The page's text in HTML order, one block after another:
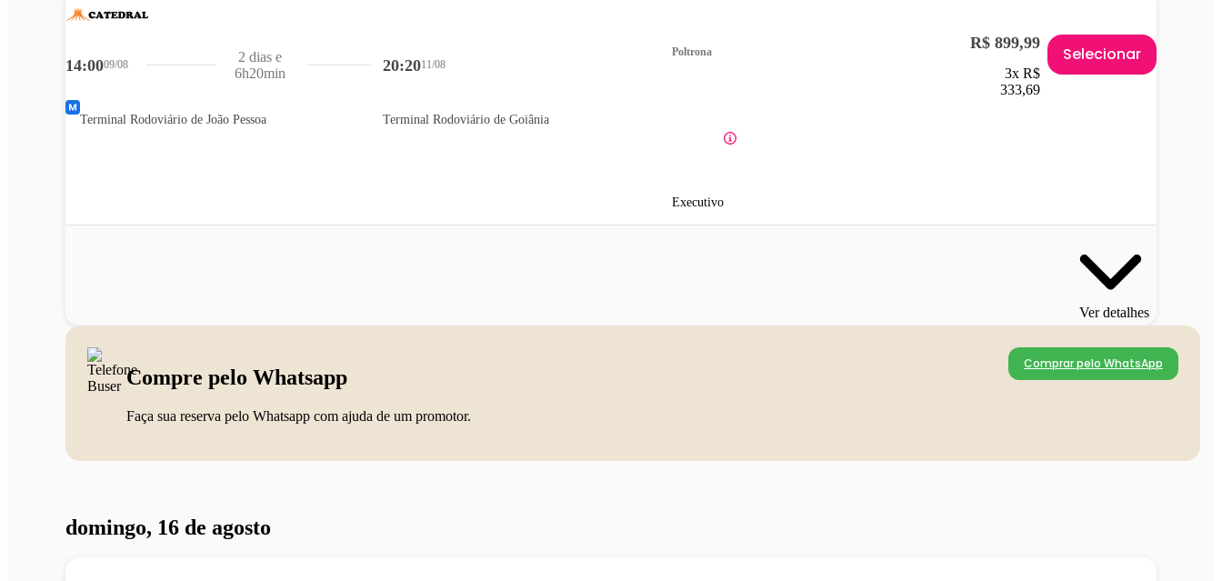
14:0009/08
Terminal Rodoviário de João Pessoa
20:2011/08
Terminal Rodoviário de Goiânia
2 dias e
6h20min
Poltrona
Executivo
R$ 899,99
3x R$
333,69
Selecionar
Ver detalhes
Compre pelo Whatsapp
Faça sua reserva pelo Whatsapp com ajuda de um promotor.
Comprar pelo WhatsApp
domingo, 16 de agosto